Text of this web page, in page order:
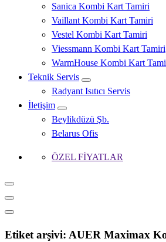
Sanica Kombi Kart Tamiri
Vaillant Kombi Kart Tamiri
Vestel Kombi Kart Tamiri
Viessmann Kombi Kart Tamiri
WarmHouse Kombi Kart
Teknik Servis
Radyant Isıtıcı Servis
İletişim
Beylikdüzü Şb.
Belarus Ofis
ÖZEL FİYATLAR
Etiket arşivi: AUER Maximax